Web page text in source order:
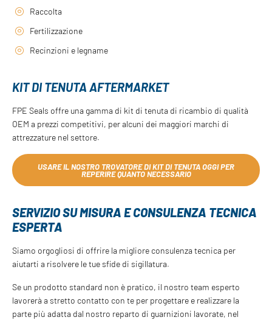
Raccolta
Fertilizzazione
Recinzioni e legname
KIT DI TENUTA AFTERMARKET
FPE Seals offre una gamma di kit di tenuta di ricambio di qualità
OEM a prezzi competitivi, per alcuni dei maggiori marchi di
attrezzature nel settore.
USARE IL NOSTRO TROVATORE DI KIT DI TENUTA OGGI PER
REPERIRE QUANTO NECESSARIO
SERVIZIO SU MISURA E CONSULENZA TECNICA
ESPERTA
Siamo orgogliosi di offrire la migliore consulenza tecnica per
aiutarti a risolvere le tue sfide di sigillatura.
Se un prodotto standard non è pratico, il nostro team esperto
lavorerà a stretto contatto con te per progettare e realizzare la
parte più adatta dal nostro reparto di guarnizioni lavorate, nel